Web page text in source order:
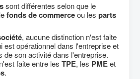
sont différentes selon que le
fonds de commerceou les parts
, aucune distinction n'est faite
est opérationnel dans l'entreprise et
de son activité dans l'entreprise.
faite entre les TPE, les PMEet
.